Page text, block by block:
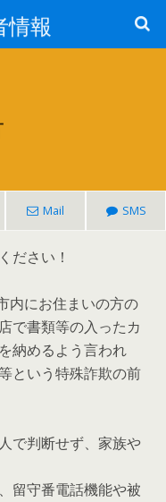
情報
Mail SMS
ださい！
内にお住まいの方の
で書類等の入ったカ
納めるよう言われ
という特殊詐欺の前
で判断せず、家族や
留守番電話機能や被